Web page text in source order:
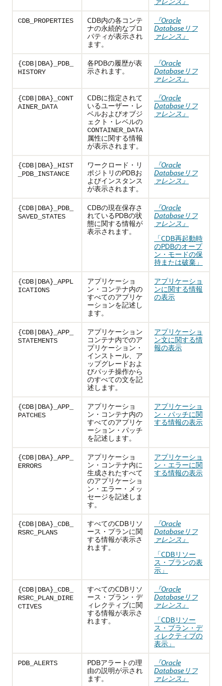
CDB_PROPERTIES
CDB内の各コンテ
ナの永続的なプロ
パティが表示され
ます。
『Oracle
Databaseリフ
ァレンス』
{CDB|DBA}_PDB_
HISTORY
各PDBの履歴が表
示されます。
『Oracle
Databaseリフ
ァレンス』
{CDB|DBA}_CONT
AINER_DATA
CDBに指定されて
いるユーザー・レ
ベルおよびオブジ
ェクト・レベルの
CONTAINER_DATA
属性に関する情報
が表示されます。
『Oracle
Databaseリフ
ァレンス』
{CDB|DBA}_HIST
_PDB_INSTANCE
ワークロード・リ
ポジトリのPDBお
よびインスタンス
が表示されます。
『Oracle
Databaseリフ
ァレンス』
{CDB|DBA}_PDB_
SAVED_STATES
CDBの現在保存さ
れているPDBの状
態に関する情報が
表示されます。
『Oracle
Databaseリフ
ァレンス』
「CDB再起動時
のPDBのオープ
ン・モードの保
持または破棄」
{CDB|DBA}_APPL
ICATIONS
アプリケーショ
ン・コンテナ内の
すべてのアプリケ
ーションを記述し
ます。
アプリケーショ
ンに関する情報
の表示
{CDB|DBA}_APP_
STATEMENTS
アプリケーション
コンテナ内でのア
プリケーション・
インストール、ア
ップグレードおよ
びパッチ操作から
のすべての文を記
述します。
アプリケーショ
ン文に関する情
報の表示
{CDB|DBA}_APP_
PATCHES
アプリケーショ
ン・コンテナ内の
すべてのアプリケ
ーション・パッチ
を記述します。
アプリケーショ
ン・パッチに関
する情報の表示
{CDB|DBA}_APP_
ERRORS
アプリケーショ
ン・コンテナ内に
生成されたすべて
のアプリケーショ
ン・エラー・メッ
セージを記述しま
す。
アプリケーショ
ン・エラーに関
する情報の表示
{CDB|DBA}_CDB_
RSRC_PLANS
すべてのCDBリソ
ース・プランに関
する情報が表示さ
れます。
『Oracle
Databaseリフ
ァレンス』
「CDBリソー
ス・プランの表
示」
{CDB|DBA}_CDB_
RSRC_PLAN_DIRE
CTIVES
すべてのCDBリソ
ース・プラン・デ
ィレクティブに関
する情報が表示さ
れます。
『Oracle
Databaseリフ
ァレンス』
「CDBリソー
ス・プラン・デ
ィレクティブの
表示」
PDB_ALERTS
PDBアラートの理
由の説明が示され
ます。
『Oracle
Databaseリフ
ァレンス』